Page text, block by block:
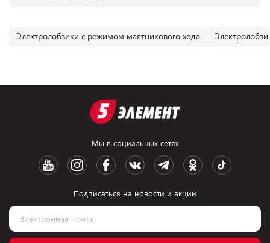
Электролобзики с режимом маятникового хода
Мы в социальных сетях
Подписаться на новости и акции